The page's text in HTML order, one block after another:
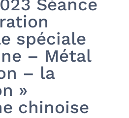
Séance
spéciale
– Métal
– la
»
chinoise